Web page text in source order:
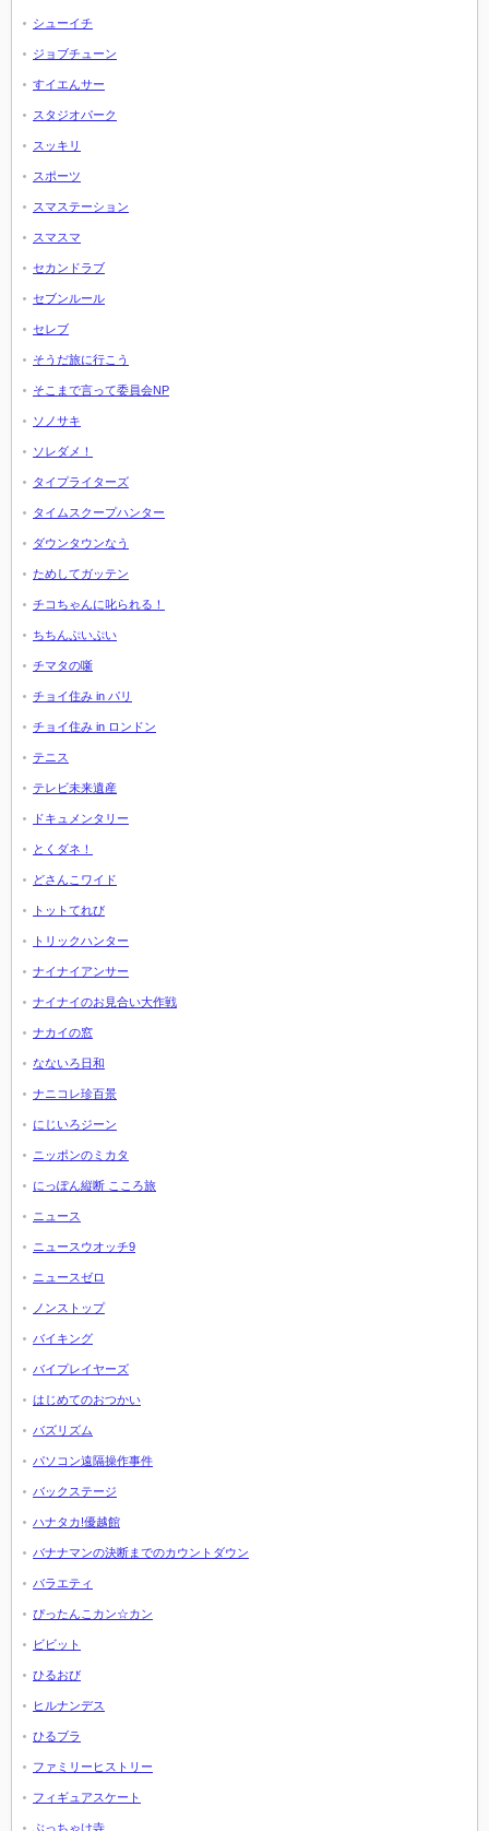
シューイチ
ジョブチューン
すイエんサー
スタジオパーク
スッキリ
スポーツ
スマステーション
スマスマ
セカンドラブ
セブンルール
セレブ
そうだ旅に行こう
そこまで言って委員会NP
ソノサキ
ソレダメ！
タイプライターズ
タイムスクープハンター
ダウンタウンなう
ためしてガッテン
チコちゃんに叱られる！
ちちんぷいぷい
チマタの噺
チョイ住み in パリ
チョイ住み in ロンドン
テニス
テレビ未来遺産
ドキュメンタリー
とくダネ！
どさんこワイド
トットてれび
トリックハンター
ナイナイアンサー
ナイナイのお見合い大作戦
ナカイの窓
なないろ日和
ナニコレ珍百景
にじいろジーン
ニッポンのミカタ
にっぽん縦断 こころ旅
ニュース
ニュースウオッチ9
ニュースゼロ
ノンストップ
バイキング
バイプレイヤーズ
はじめてのおつかい
バズリズム
パソコン遠隔操作事件
バックステージ
ハナタカ!優越館
バナナマンの決断までのカウントダウン
バラエティ
ぴったんこカン☆カン
ビビット
ひるおび
ヒルナンデス
ひるブラ
ファミリーヒストリー
フィギュアスケート
ぶっちゃけ寺